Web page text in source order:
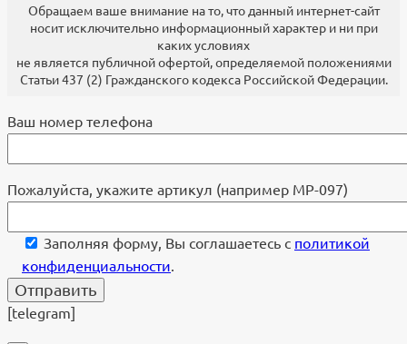
Обращаем ваше внимание на то, что данный интернет-сайт
носит исключительно информационный характер и ни при
каких условиях
не является публичной офертой, определяемой положениями
Статьи 437 (2) Гражданского кодекса Российской Федерации.
Ваш номер телефона
Пожалуйста, укажите артикул (например МР-097)
Заполняя форму, Вы соглашаетесь с политикой
конфиденциальности.
[telegram]